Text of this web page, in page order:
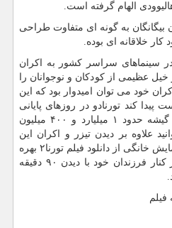
الهام گرفته است.
بیگانگان به گونه ای متفاوت طراحی
کار خلاقانه ای بوده.
تورنا۲ در ۱۵ آبان ۱۳۹۸ در سینماهای سراسر کشور به اکران
عظیمی از کودکان و نوجوانان را
خود می توان امیدوار بود که این
کند تورنادو در روزهای پایانی
اکران خود توانست به فروش گیشه حدود ۱ میلیارد و ۴۰۰ میلیون
علاوه بر دیدن تیزر و اکران این
فیلم در هنگام توزیع در شبکه نمایش خانگی از دانلود فیلم تورنا۲ بهره
مند شوید و اوقات خوبی را در کنار فرزندان خود با دیدن ۹۰ دقیقه
فیلم